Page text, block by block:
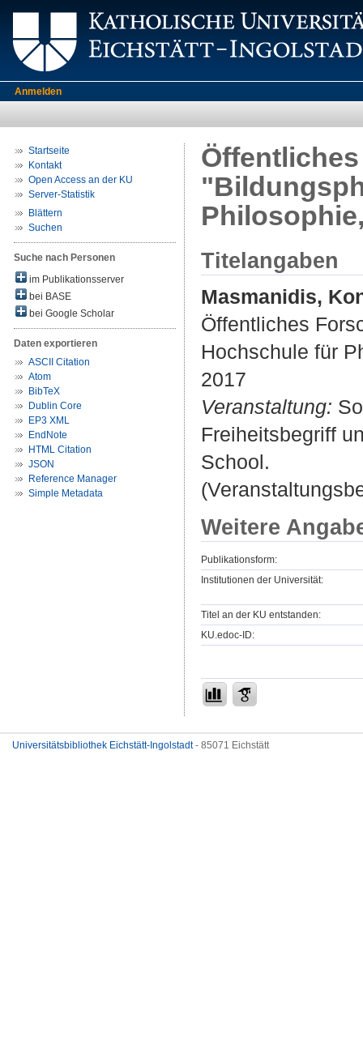
Anmelden
Startseite
Kontakt
Open Access an der KU
Server-Statistik
Blättern
Suchen
Suche nach Personen
im Publikationsserver
bei BASE
bei Google Scholar
Daten exportieren
ASCII Citation
Atom
BibTeX
Dublin Core
EP3 XML
EndNote
HTML Citation
JSON
Reference Manager
Simple Metadata
Titelangaben
Masmanidis,
Öffentliches
Hochschule für
2017
Veranstaltung:
Freiheitsbegriff
School.
Weitere
Publikationsform:
Institutionen der Universität:
Titel an der KU entstanden:
KU.edoc-ID:
Universitätsbibliothek Eichstätt-Ingolstadt- 85071 Eichstätt